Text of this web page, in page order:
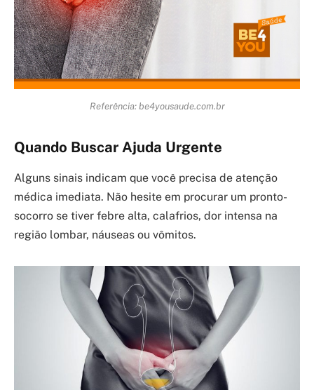
Referência: be4yousaude.com.br
Quando Buscar Ajuda Urgente
Alguns sinais indicam que você precisa de atenção
médica imediata. Não hesite em procurar um pronto-
socorro se tiver febre alta, calafrios, dor intensa na
região lombar, náuseas ou vômitos.